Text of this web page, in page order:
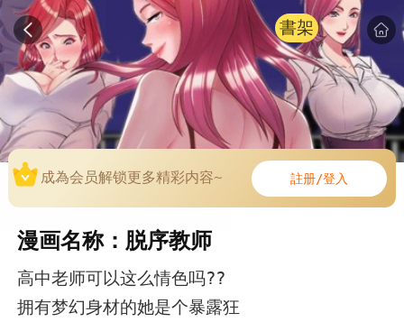
書架
成為会员解锁更多精彩内容~ 註册/登入
漫画名称：脱序教师
高中老师可以这么情色吗??
拥有梦幻身材的她是个暴露狂